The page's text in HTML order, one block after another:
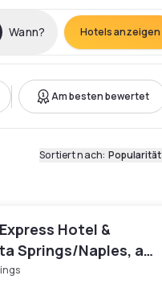
Wann? Hotels anzeigen
Am besten bewertet
Sortiert nach: Popularität
Hotel &
Springs/Naples, an